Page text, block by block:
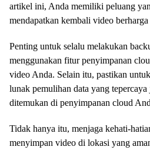
artikel ini, Anda memiliki peluang
mendapatkan kembali video
Penting untuk selalu melakukan
menggunakan fitur penyimpanan
video Anda. Selain itu, pastikan
lunak pemulihan data yang
ditemukan di penyimpanan cloud
Tidak hanya itu, menjaga kehati-
menyimpan video di lokasi yang